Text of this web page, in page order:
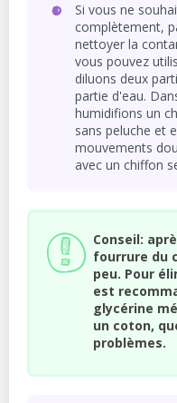
Si vous ne
complètement,
nettoyer la
vous pouvez
diluons deux
partie d'eau.
humidifions un
sans peluche et
mouvements
avec un chiffon
Conseil:
fourrure du
peu. Pour
est
glycérine
un coton,
problèmes.